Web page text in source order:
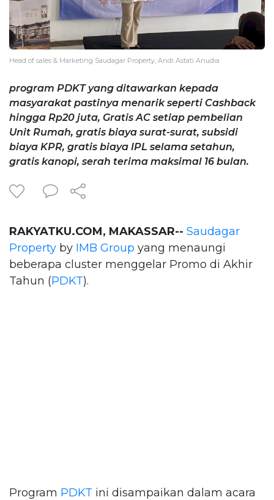
Head of sales & Marketing Saudagar Property, Andi Astati Anudia
program PDKT yang ditawarkan kepada
masyarakat pastinya menarik seperti Cashback
hingga Rp20 juta, Gratis AC setiap pembelian
Unit Rumah, gratis biaya surat-surat, subsidi
biaya KPR, gratis biaya IPL selama setahun,
gratis kanopi, serah terima maksimal 16 bulan.
RAKYATKU.COM, MAKASSAR-- Saudagar
Property by IMB Group yang menaungi
beberapa cluster menggelar Promo di Akhir
Tahun (PDKT).
Program PDKT ini disampaikan dalam acara